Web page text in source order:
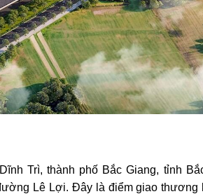
Trì, thành phố Bắc Giang, tỉnh
Lê Lợi. Đây là điểm giao thương